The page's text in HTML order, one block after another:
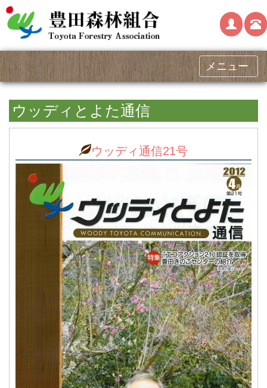
メニュー
ウッディとよた通信
ウッディ通信21号